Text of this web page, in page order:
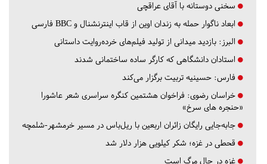
سخنی دوستانه با آقای عراقچی
ابعاد ناگوار حمله به زندان اوین از قاب اینترنشنال و BBC فارسی
البرز: بازدید میدانی از تولید فیلم‌های خرده‌روایت داستانی
استادان دانشگاهی که کارگر ساده ساختمانی شدند
فارس: حسینیه تربیت برگزار می‌کند
خراسان رضوی: فراخوان هشتمین کنگره سراسری شعر عاشورا
«حنجره های سرخ»
جابه‌جایی رایگان زائران اربعین با ریل‌باس در مسیر خرمشهر-شلمچه
قحطی در غزه؛ شکر کیلویی هزار دلار شد
غزه در حال مرگ است